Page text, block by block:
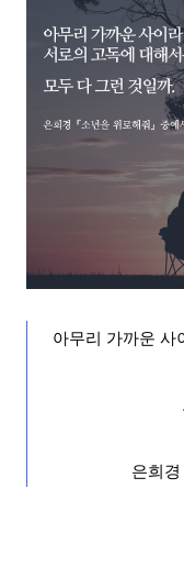
아무리 가까운 사
은희경